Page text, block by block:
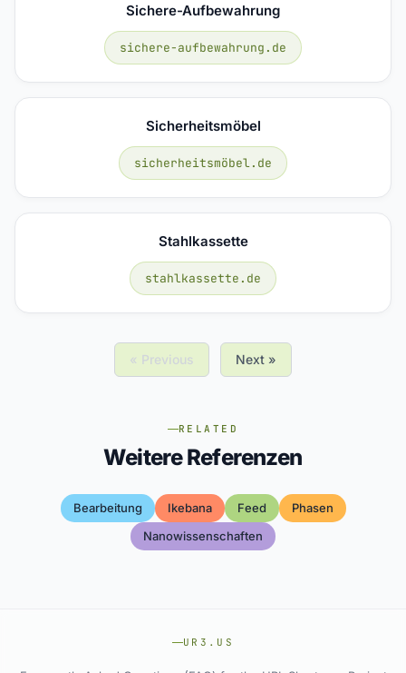
Sichere-Aufbewahrung
sichere-aufbewahrung.de
Sicherheitsmöbel
sicherheitsmöbel.de
Stahlkassette
stahlkassette.de
« Previous Next »
RELATED
Weitere Referenzen
Bearbeitung Ikebana Feed
Phasen
Nanowissenschaften
UR3.US